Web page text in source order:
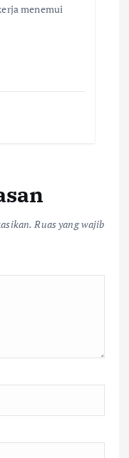
menemui
Ruas yang wajib